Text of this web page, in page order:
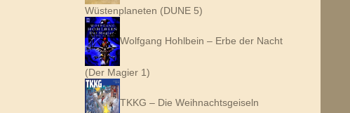
Wüstenplaneten (DUNE 5)
Wolfgang Hohlbein – Erbe der Nacht
(Der Magier 1)
TKKG – Die Weihnachtsgeiseln